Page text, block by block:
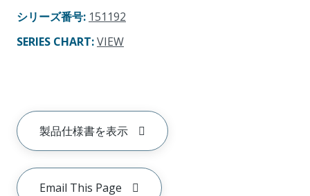
シリーズ番号: 151192
SERIES CHART:VIEW
製品仕様書を表示
Email This Page